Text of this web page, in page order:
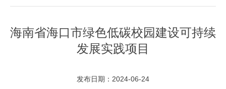
海南省海口市绿色低碳校园建设可持续
发展实践项目
发布日期：2024-06-24